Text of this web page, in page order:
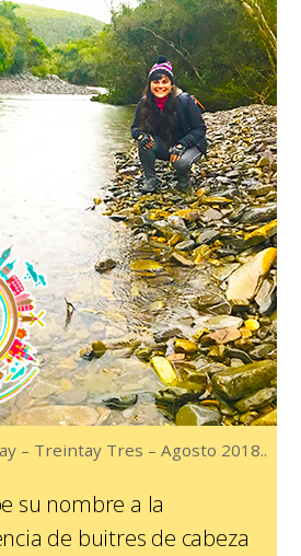
– Treintay Tres – Agosto 2018..
su nombre a la
de buitres de cabeza